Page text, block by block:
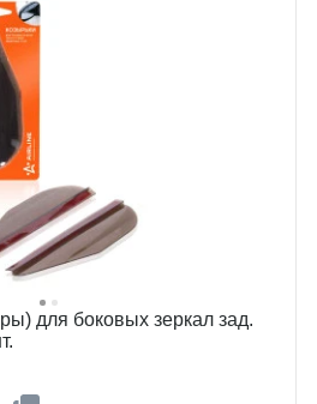
для боковых зеркал зад.